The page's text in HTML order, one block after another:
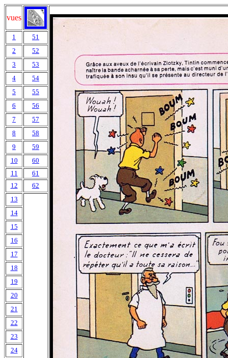
vues
1
51
2
52
3
53
4
54
5
55
6
56
7
57
8
58
9
59
10
60
11
61
12
62
13
14
15
16
17
18
19
20
21
22
23
24